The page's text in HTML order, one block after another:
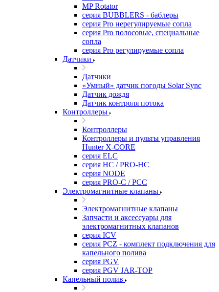
MP Rotator
серия BUBBLERS - баблеры
серия Pro нерегулируемые сопла
серия Pro полосовые, специальные
сопла
серия Pro регулируемые сопла
Датчики
Датчики
«Умный» датчик погоды Solar Sync
Датчик дождя
Датчик контроля потока
Контроллеры
Контроллеры
Контроллеры и пульты управления
Hunter X-CORE
серия ELC
серия HC / PRO-HC
серия NODE
серия PRO-C / PCC
Электромагнитные клапаны
Электромагнитные клапаны
Запчасти и аксессуары для
электромагнитных клапанов
серия ICV
серия PCZ - комплект подключения для
капельного полива
серия PGV
серия PGV JAR-TOP
Капельный полив